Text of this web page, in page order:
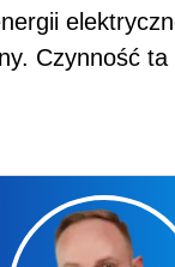
Czynność